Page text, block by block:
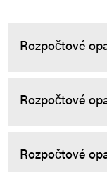
Rozpočtové
Rozpočtové
Rozpočtové